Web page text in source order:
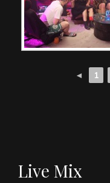
◄ 1
Live Mix